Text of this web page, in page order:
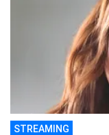
STREAMING